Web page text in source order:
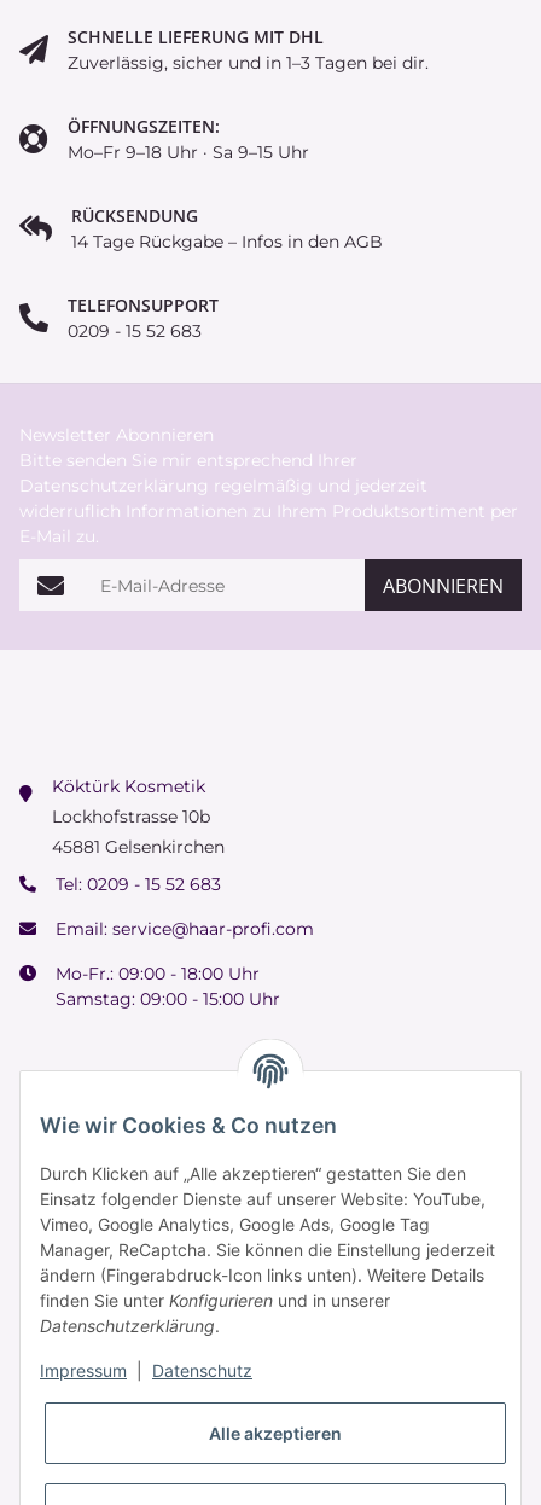
Wie wir Cookies & Co nutzen
Durch Klicken auf „Alle akzeptieren“ gestatten Sie den
Einsatz folgender Dienste auf unserer Website: YouTube,
Vimeo, Google Analytics, Google Ads, Google Tag
Manager, ReCaptcha. Sie können die Einstellung jederzeit
ändern (Fingerabdruck-Icon links unten). Weitere Details
finden Sie unter Konfigurieren und in unserer
Datenschutzerklärung.
Impressum Datenschutz
Alle akzeptieren
SCHNELLE LIEFERUNG MIT DHL
Zuverlässig, sicher und in 1–3 Tagen bei dir.
ÖFFNUNGSZEITEN:
Mo–Fr 9–18 Uhr · Sa 9–15 Uhr
RÜCKSENDUNG
14 Tage Rückgabe – Infos in den AGB
TELEFONSUPPORT
0209 - 15 52 683
Newsletter Abonnieren
Bitte senden Sie mir entsprechend Ihrer
Datenschutzerklärung regelmäßig und jederzeit
widerruflich Informationen zu Ihrem Produktsortiment per
E-Mail zu.
E-Mail-Adresse ABONNIEREN
Köktürk Kosmetik
Lockhofstrasse 10b
45881 Gelsenkirchen
Tel: 0209 - 15 52 683
Email: service@haar-profi.com
Mo-Fr.: 09:00 - 18:00 Uhr
Samstag: 09:00 - 15:00 Uhr
Informationen
Zahlung & Versand